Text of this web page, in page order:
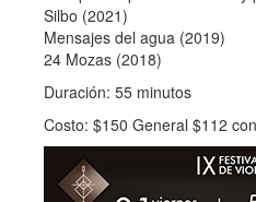
Silbo (2021)
Mensajes del agua (2019)
24 Mozas (2018)
Duración: 55 minutos
Costo: $150 General $112